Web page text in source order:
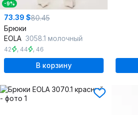
-9%
73.39 $80.45
Брюки
EOLA 3058.1 молочный
42 , 44 , 46
В корзину